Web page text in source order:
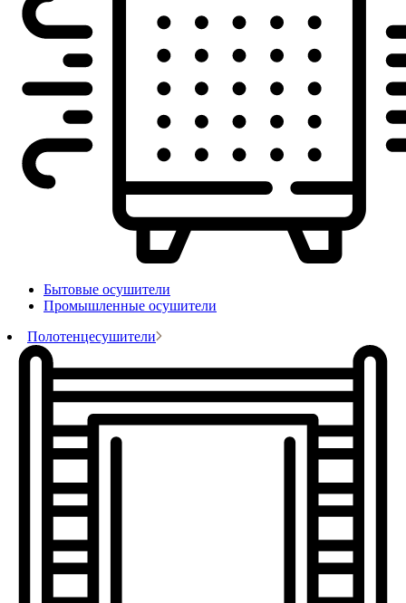
Бытовые осушители
Промышленные осушители
Полотенцесушители